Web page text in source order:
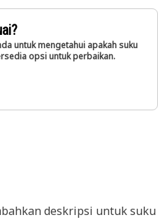
untuk mengetahui apakah suku
opsi untuk perbaikan.
deskripsi untuk suku